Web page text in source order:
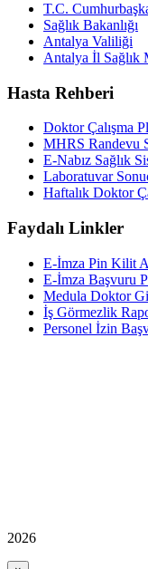
T.C.
Sağlık Bakanlığı
Antalya Valiliği
Antalya İl Sağlık
Hasta Rehberi
Doktor Çalışma
MHRS Randevu
E-Nabız Sağlık
Laboratuvar
Haftalık Doktor
Faydalı Linkler
E-İmza Pin Kilit
E-İmza Başvuru
Medula Doktor
İş Görmezlik
Personel İzin
2026